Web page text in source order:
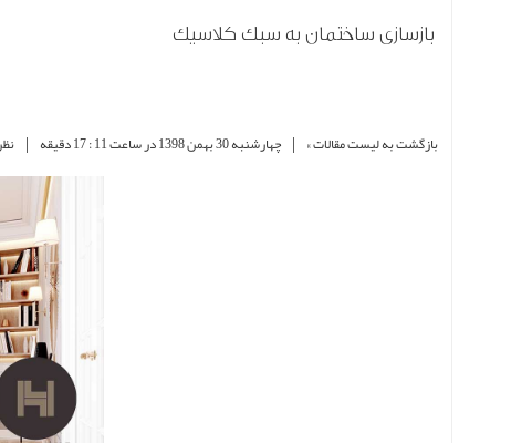
بازسازی ساختمان به سبک کلاسیک
بازگشت به لیست مقالات » | چهارشنبه 30 بهمن 1398 در ساعت 11 : 17 دقیقه |